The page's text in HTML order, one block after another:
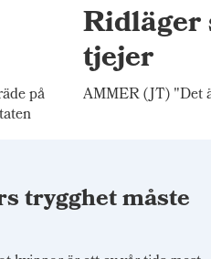
på
tjejer
AMMER (JT) "Det
trygghet måste